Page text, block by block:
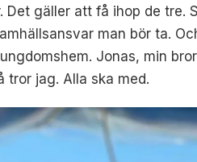
Det gäller att få ihop de
man bör ta.
Jonas, min
tror jag. Alla ska med.